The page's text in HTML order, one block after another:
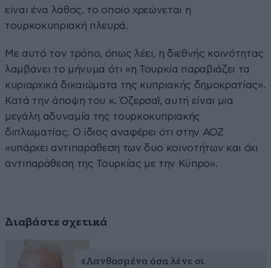
είναι ένα λάθος, το οποίο χρεώνεται η
τουρκοκυπριακή πλευρά.
Με αυτό τον τρόπο, όπως λέει, η διεθνής κοινότητας
λαμβάνει το μήνυμα ότι «η Τουρκία παραβιάζει τα
κυριαρχικά δικαιώματα της κυπριακής δημοκρατίας».
Κατά την άποψη του κ. Όζερσαϊ, αυτή είναι μια
μεγάλη αδυναμία της τουρκοκυπριακής
διπλωματίας. Ο ίδιος αναφέρει ότι στην ΑΟΖ
«υπάρχει αντιπαράθεση των δυο κοινοτήτων και όχι
αντιπαράθεση της Τουρκίας με την Κύπρο».
Διαβάστε σχετικά
«Λανθασμένα όσα λένε οι